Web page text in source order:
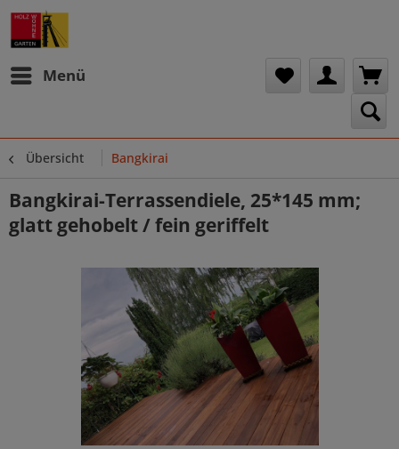
Menü
Übersicht Bangkirai
Bangkirai-Terrassendiele, 25*145 mm;
glatt gehobelt / fein geriffelt